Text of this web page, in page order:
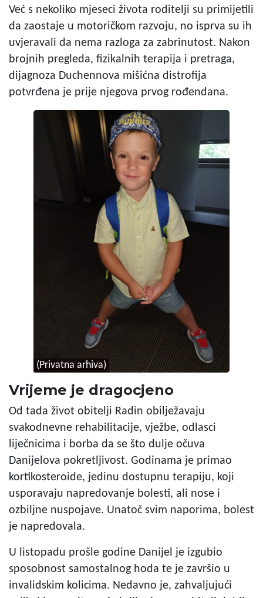
Već s nekoliko mjeseci života roditelji su primijetili
da zaostaje u motoričkom razvoju, no isprva su ih
uvjeravali da nema razloga za zabrinutost. Nakon
brojnih pregleda, fizikalnih terapija i pretraga,
dijagnoza Duchennova mišićna distrofija
potvrđena je prije njegova prvog rođendana.
(Privatna arhiva)
Vrijeme je dragocjeno
Od tada život obitelji Radin obilježavaju
svakodnevne rehabilitacije, vježbe, odlasci
liječnicima i borba da se što dulje očuva
Danijelova pokretljivost. Godinama je primao
kortikosteroide, jedinu dostupnu terapiju, koji
usporavaju napredovanje bolesti, ali nose i
ozbiljne nuspojave. Unatoč svim naporima, bolest
je napredovala.
U listopadu prošle godine Danijel je izgubio
sposobnost samostalnog hoda te je završio u
invalidskim kolicima. Nedavno je, zahvaljujući